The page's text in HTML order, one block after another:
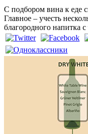
С подбором вина к еде
Главное – учесть
благородного напитка